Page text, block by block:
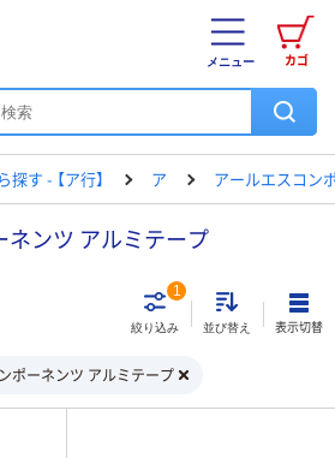
カゴ
メニュー
す - 【ア行】 ア アールエスコン
ネンツ アルミテープ
絞り込み
1
並び替え 表示切替
ポーネンツ アルミテープ